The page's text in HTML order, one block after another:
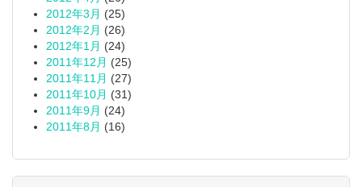
2012年3月 (25)
2012年2月 (26)
2012年1月 (24)
2011年12月 (25)
2011年11月 (27)
2011年10月 (31)
2011年9月 (24)
2011年8月 (16)